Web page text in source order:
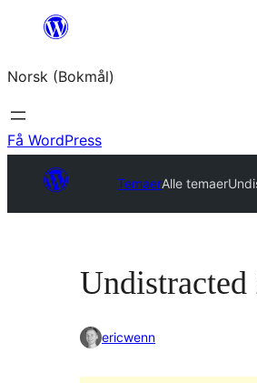
Hopp
innhold
Norsk (Bokmål)
Få WordPress
TemaerAlle temaer
Undistracted
ericwenn